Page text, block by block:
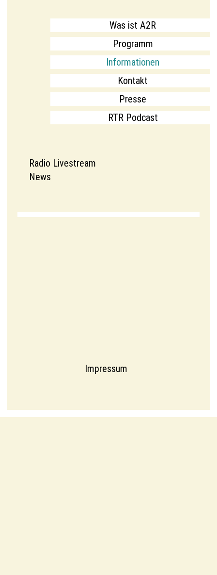
Was ist A2R
Programm
Informationen
Kontakt
Presse
RTR Podcast
Radio Livestream
News
Impressum